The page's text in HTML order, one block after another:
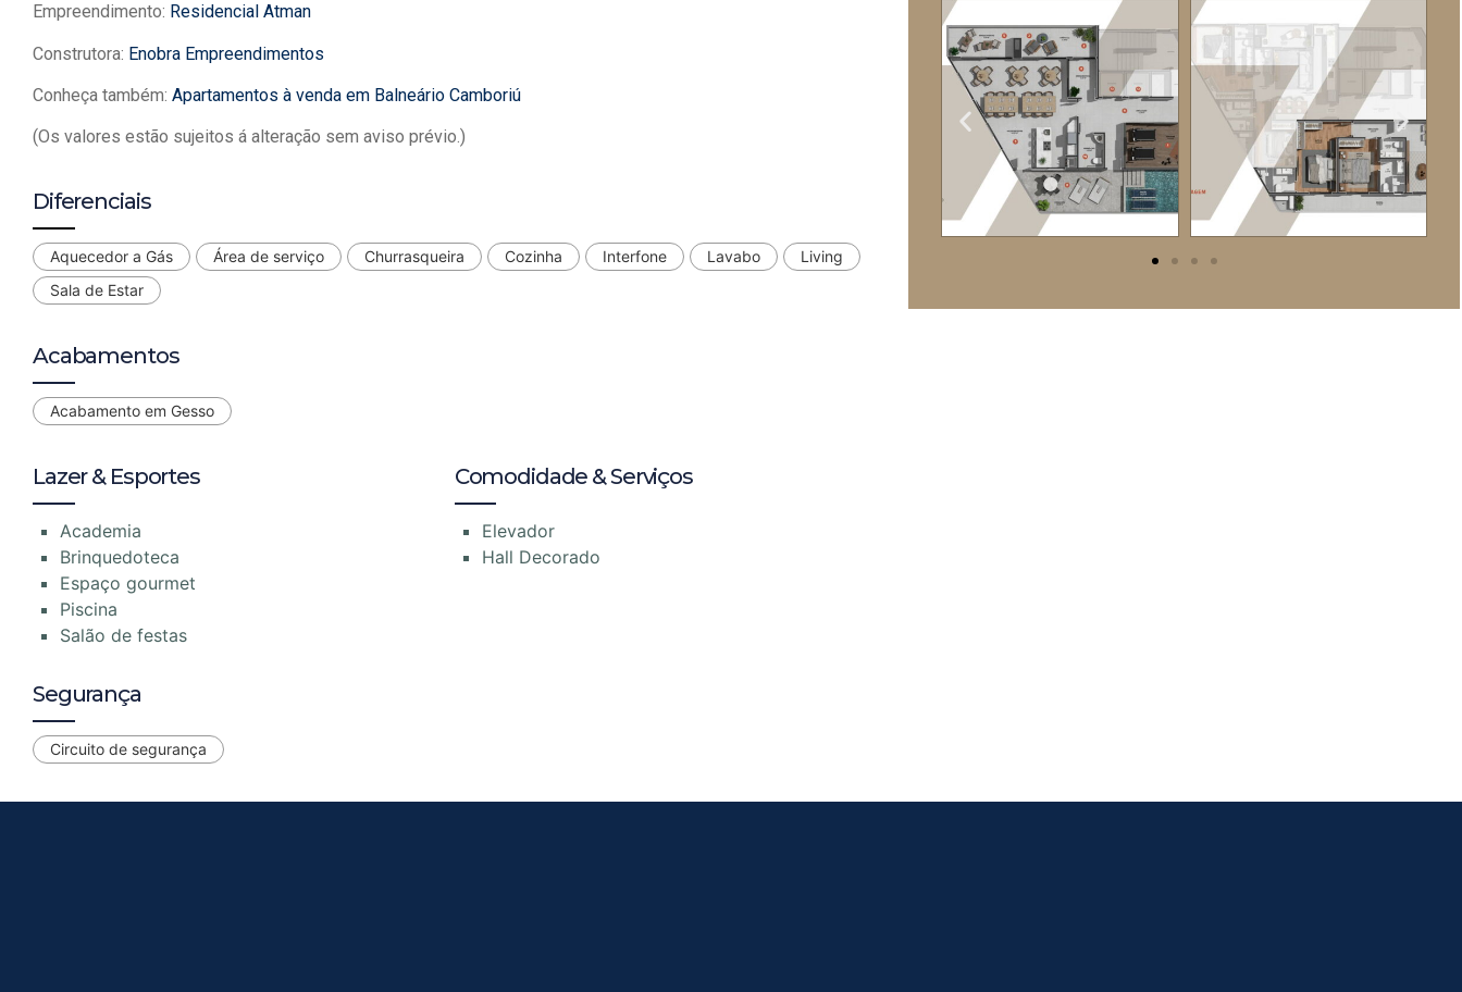
Empreendimento: Residencial Atman
Construtora: Enobra Empreendimentos
Conheça também: Apartamentos à venda em Balneário Camboriú
(Os valores estão sujeitos á alteração sem aviso prévio.)
Diferenciais
Aquecedor a Gás Área de serviço Churrasqueira Cozinha Interfone Lavabo
Living
Sala de Estar
Acabamentos
Acabamento em Gesso
Lazer & Esportes
Academia
Brinquedoteca
Espaço gourmet
Piscina
Salão de festas
Comodidade & Serviços
Elevador
Hall Decorado
Segurança
Circuito de segurança